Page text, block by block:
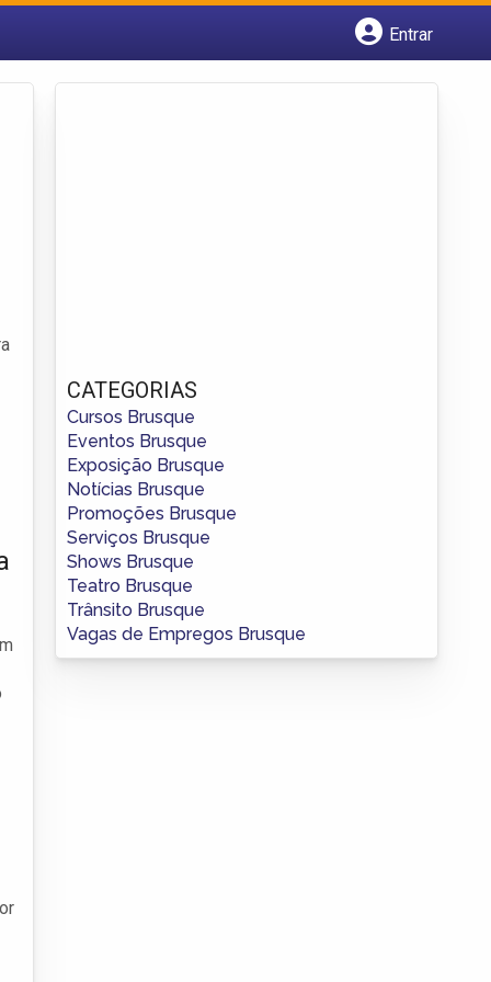
Entrar
CATEGORIAS
Cursos Brusque
Eventos Brusque
Exposição Brusque
Notícias Brusque
Promoções Brusque
Serviços Brusque
Shows Brusque
Teatro Brusque
Trânsito Brusque
Vagas de Empregos Brusque